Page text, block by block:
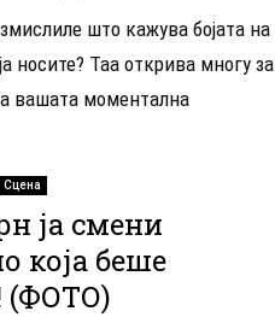
што кажува бојата на
носите? Таа открива многу за
вашата моментална
Сцена
ја смени
која беше
(ФОТО)